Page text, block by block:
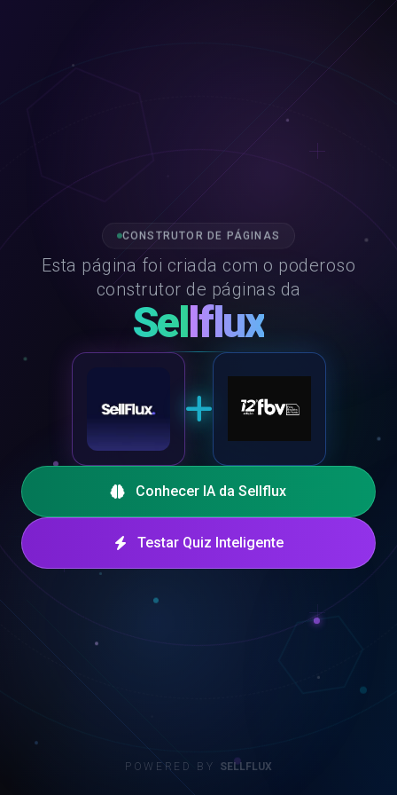
CONSTRUTOR DE PÁGINAS
Esta página foi criada com o poderoso
construtor de páginas da
Sellflux
Conhecer IA da Sellflux
Testar Quiz Inteligente
POWERED BY SELLFLUX